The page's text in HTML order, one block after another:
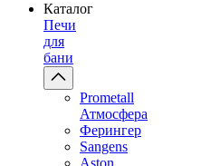
Каталог
Печи
для
бани
Prometall
Атмосфера
Ферингер
Sangens
Aston